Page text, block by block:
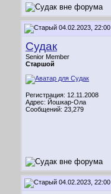
04.02.2023, 22:00
Судак
Senior Member
Старшой
Регистрация: 12.11.2008
Адрес: Йошкар-Ола
Сообщений: 23,279
04.02.2023, 22:00